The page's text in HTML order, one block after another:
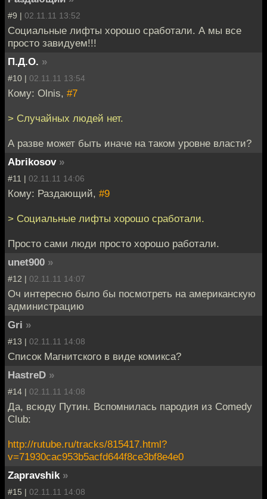
#9 | 02.11.11 13:52
Социальные лифты хорошо сработали. А мы все
просто завидуем!!!
П.Д.О. »
#10 | 02.11.11 13:54
Кому: Olnis, #7
> Случайных людей нет.
А разве может быть иначе на таком уровне власти?
Abrikosov »
#11 | 02.11.11 14:06
Кому: Раздающий, #9
> Социальные лифты хорошо сработали.
Просто сами люди просто хорошо работали.
unet900 »
#12 | 02.11.11 14:07
Оч интересно было бы посмотреть на американскую
администрацию
Gri »
#13 | 02.11.11 14:08
Список Магнитского в виде комикса?
HastreD »
#14 | 02.11.11 14:08
Да, всюду Путин. Вспомнилась пародия из Comedy
Club:
http://rutube.ru/tracks/815417.html?
v=71930cac953b5acfd644f8ce3bf8e4e0
Zapravshik »
#15 | 02.11.11 14:08